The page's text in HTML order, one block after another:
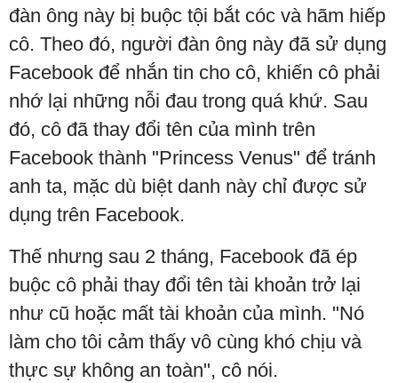
đàn ông này bị buộc tội bắt cóc và hãm hiếp
cô. Theo đó, người đàn ông này đã sử dụng
Facebook để nhắn tin cho cô, khiến cô phải
nhớ lại những nỗi đau trong quá khứ. Sau
đó, cô đã thay đổi tên của mình trên
Facebook thành "Princess Venus" để tránh
anh ta, mặc dù biệt danh này chỉ được sử
dụng trên Facebook.
Thế nhưng sau 2 tháng, Facebook đã ép
buộc cô phải thay đổi tên tài khoản trở lại
như cũ hoặc mất tài khoản của mình. "Nó
làm cho tôi cảm thấy vô cùng khó chịu và
thực sự không an toàn", cô nói.